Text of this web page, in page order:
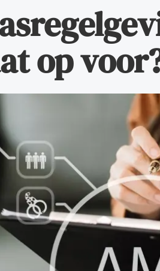
op
advocatuur. Van de
op de advocatuur
(Roda).